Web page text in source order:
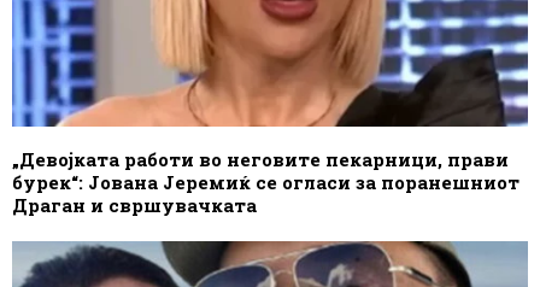
„Девојката работи во неговите пекарници, прави
бурек“: Јована Јеремиќ се огласи за поранешниот
Драган и свршувачката